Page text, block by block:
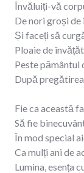
Învăluiți-vă
De nori groși
Și faceți să
Ploaie de
Peste
După
Fie ca această
Să fie
În mod special
Ca mulți ani de
Lumina, esența